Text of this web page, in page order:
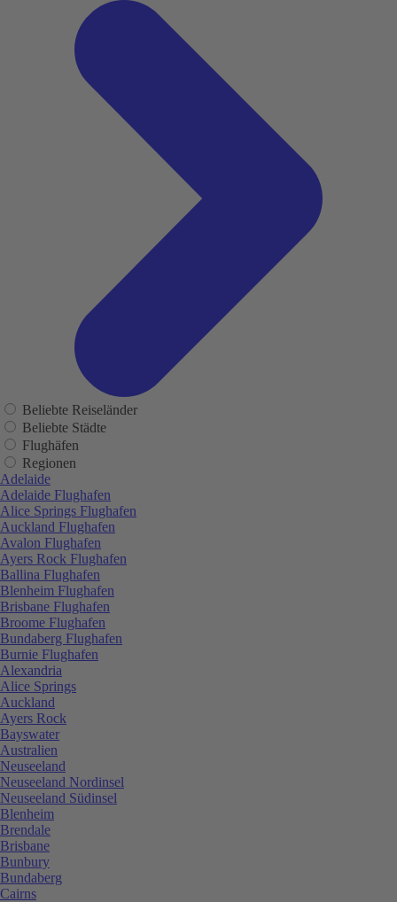
Beliebte Reiseländer
Beliebte Städte
Flughäfen
Regionen
Adelaide
Adelaide Flughafen
Alice Springs Flughafen
Auckland Flughafen
Avalon Flughafen
Ayers Rock Flughafen
Ballina Flughafen
Blenheim Flughafen
Brisbane Flughafen
Broome Flughafen
Bundaberg Flughafen
Burnie Flughafen
Alexandria
Alice Springs
Auckland
Ayers Rock
Bayswater
Australien
Neuseeland
Neuseeland Nordinsel
Neuseeland Südinsel
Blenheim
Brendale
Brisbane
Bunbury
Bundaberg
Cairns